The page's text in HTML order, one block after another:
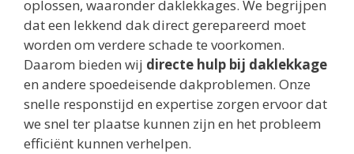
oplossen, waaronder daklekkages. We begrijpen
dat een lekkend dak direct gerepareerd moet
worden om verdere schade te voorkomen.
Daarom bieden wij directe hulp bij daklekkage
en andere spoedeisende dakproblemen. Onze
snelle responstijd en expertise zorgen ervoor dat
we snel ter plaatse kunnen zijn en het probleem
efficiënt kunnen verhelpen.